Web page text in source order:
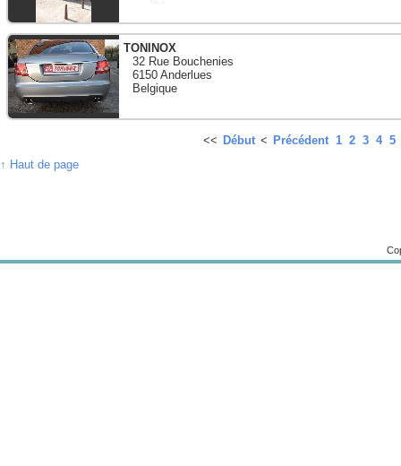
TONINOX
32 Rue Bouchenies
6150 Anderlues
Belgique
<< Début < Précédent 1 2 3 4 5
↑ Haut de page